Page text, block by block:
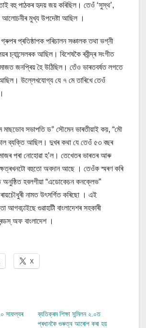
বহু পাঠকৰ হৃদয় জয় কৰিছিল। তেওঁ ‘সুস্থ’,
আলোচনীৰ মুখ্য উপদেষ্টা আছিল ।
প্ৰতিষ্ঠাপক পৰিচালন সঞ্চালক তথা ভগ্নী
চ্যান্সেলৰক আছিল। বিশেষকৈ ৰবীন্দ্ৰ সংগীত
জনপ্ৰিয় হৈ উঠিছিল। তেঁও ভাৰতবৰ্ষত লগতে
আছিল। উল্লেখযোগ্য যে ৭ মে তাৰিখে তেওঁ
মাছডোব সভাপতি ড° সৌমেন ভাৰতীয়াই কয়, “মৌ
ব্যক্তি আছিল। দুখৰ কথা যে তেওঁ ৫৩ বছৰ
পৰা নোহোৱা হ’ল। তেখেতৰ ভাৰতৰ আৰু
ক্ষেত্ৰখনটো বহুতো অবদান আছে । তেওঁক স্মৰণ কৰি
অনুষ্ঠিত হবলগীয়া “এডোকেচন কনক্লেভ”
নামত উৎসৰ্গিত কৰিছো । এই
গুৱাহাটী বাংলাদেশৰ সহকাৰী
অফ বাংলাদেশ ।
X
সাফল্যৰ
ব্যতিক্ৰম শিক্ষা সন্মিলন ২.০ত
প্ৰধানকৈ গুৰুত্ব আৰোপ কৰা হয়